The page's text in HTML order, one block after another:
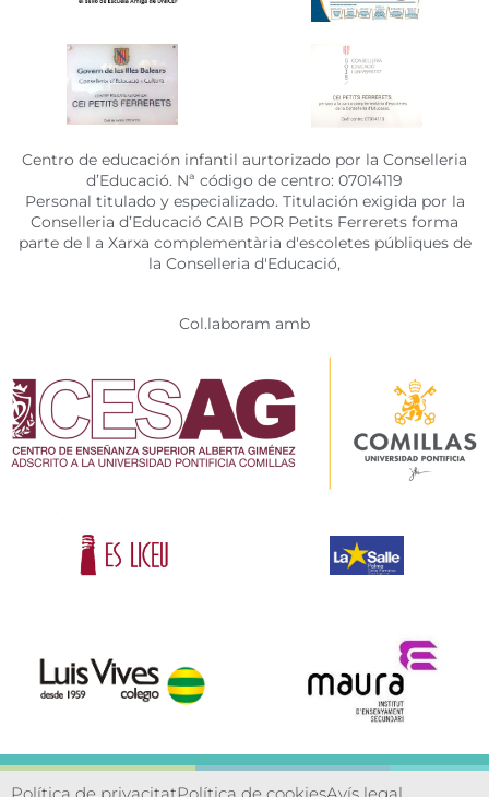
Centro de educación infantil aurtorizado por la Conselleria
d’Educació. Nª código de centro: 07014119
Personal titulado y especializado. Titulación exigida por la
Conselleria d’Educació CAIB POR Petits Ferrerets forma
parte de l a Xarxa complementària d'escoletes públiques de
la Conselleria d'Educació,
Col.laboram amb
Política de privacitatPolítica de cookiesAvís legal